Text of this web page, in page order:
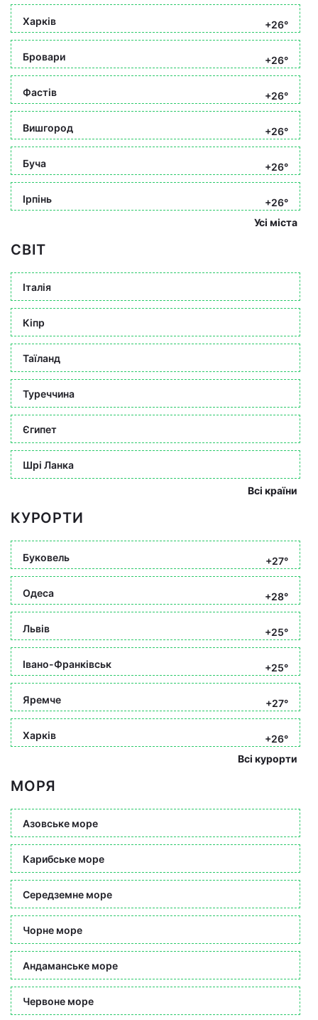
Харків +26°
Бровари +26°
Фастів +26°
Вишгород +26°
Буча +26°
Ірпінь
+26°
Усі міста
СВІТ
Італія
Кіпр
Таїланд
Туреччина
Єгипет
Шрі Ланка
Всі країни
КУРОРТИ
Буковель +27°
Одеса +28°
Львів +25°
Івано-Франківськ +25°
Яремче +27°
Харків
+26°
Всі курорти
МОРЯ
Азовське море
Карибське море
Середземне море
Чорне море
Андаманське море
Червоне море